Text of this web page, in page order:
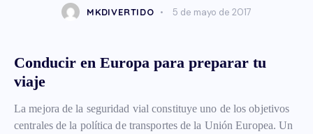
MKDIVERTIDO 5 de mayo de 2017
Conducir en Europa para preparar tu
viaje
La mejora de la seguridad vial constituye uno de los objetivos
centrales de la política de transportes de la Unión Europea. Un